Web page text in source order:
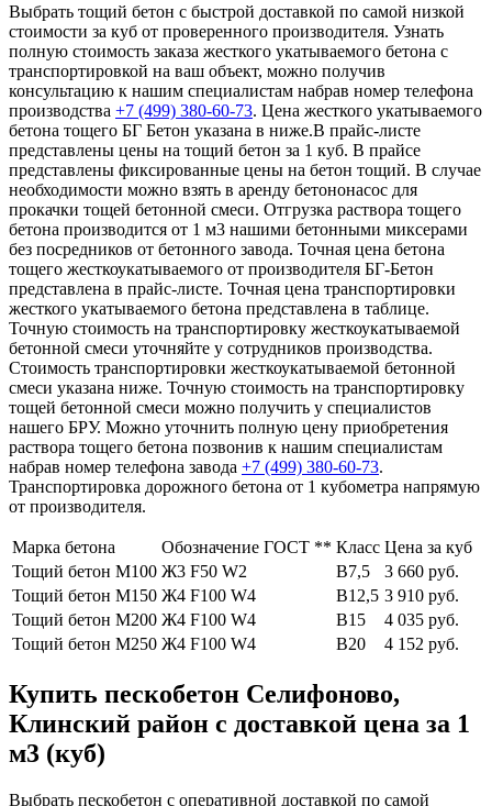
Выбрать тощий бетон с быстрой доставкой по самой низкой
стоимости за куб от проверенного производителя. Узнать
полную стоимость заказа жесткого укатываемого бетона с
транспортировкой на ваш объект, можно получив
консультацию к нашим специалистам набрав номер телефона
производства +7 (499) 380-60-73. Цена жесткого укатываемого
бетона тощего БГ Бетон указана в ниже.В прайс-листе
представлены цены на тощий бетон за 1 куб. В прайсе
представлены фиксированные цены на бетон тощий. В случае
необходимости можно взять в аренду бетононасос для
прокачки тощей бетонной смеси. Отгрузка раствора тощего
бетона производится от 1 м3 нашими бетонными миксерами
без посредников от бетонного завода. Точная цена бетона
тощего жесткоукатываемого от производителя БГ-Бетон
представлена в прайс-листе. Точная цена транспортировки
жесткого укатываемого бетона представлена в таблице.
Точную стоимость на транспортировку жесткоукатываемой
бетонной смеси уточняйте у сотрудников производства.
Стоимость транспортировки жесткоукатываемой бетонной
смеси указана ниже. Точную стоимость на транспортировку
тощей бетонной смеси можно получить у специалистов
нашего БРУ. Можно уточнить полную цену приобретения
раствора тощего бетона позвонив к нашим специалистам
набрав номер телефона завода +7 (499) 380-60-73.
Транспортировка дорожного бетона от 1 кубометра напрямую
от производителя.
Марка бетона Обозначение ГОСТ ** Класс Цена за куб
Тощий бетон М100 Ж3 F50 W2 В7,5
3 660 руб.
Тощий бетон М150 Ж4 F100 W4 В12,5 3 910 руб.
Тощий бетон М200 Ж4 F100 W4 В15
4 035 руб.
Тощий бетон М250 Ж4 F100 W4 В20 4 152 руб.
Купить пескобетон Селифоново,
Клинский район с доставкой цена за 1
м3 (куб)
Выбрать пескобетон с оперативной доставкой по самой